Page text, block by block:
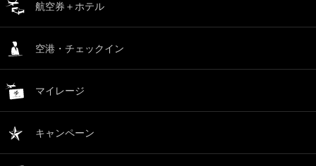
航空券＋ホテル
空港・チェックイン
マイレージ
キャンペーン